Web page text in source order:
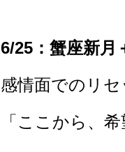
6/25：蟹座新月
感情面でのリ
「ここから、